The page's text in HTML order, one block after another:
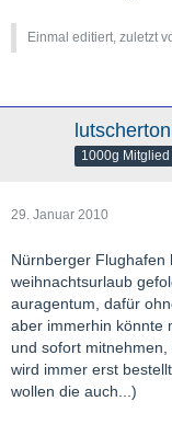
Einmal editiert, zuletzt
1000g Mitglied
29. Januar 2010
Nürnberger Flughafen
weihnachtsurlaub
auragentum, dafür
aber immerhin könnte
und sofort
wird immer erst
wollen die auch...)